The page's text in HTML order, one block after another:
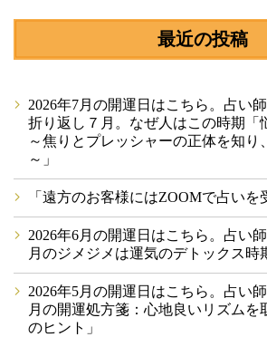
最近の投稿
2026年7月の開運日はこちら。占い
折り返し７月。なぜ人はこの時期「
～焦りとプレッシャーの正体を知り
～」
「遠方のお客様にはZOOMで占いを
2026年6月の開運日はこちら。占い
月のジメジメは運気のデトックス時
2026年5月の開運日はこちら。占い
月の開運処方箋：心地良いリズムを
のヒント」